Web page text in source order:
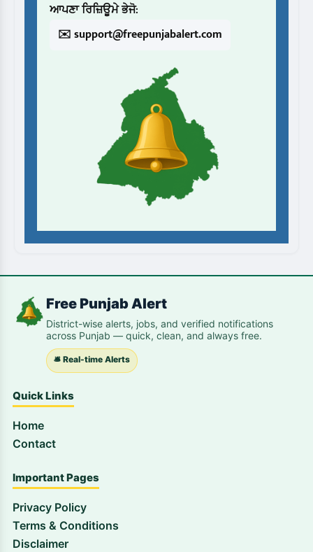
ਆਪਣਾ ਰਿਜ਼ਿਊਮੇ ਭੇਜੋ:
✉️ support@freepunjabalert.com
Free Punjab Alert
District-wise alerts, jobs, and verified notifications
across Punjab — quick, clean, and always free.
🛎️ Real-time Alerts
Quick Links
Home
Contact
Important Pages
Privacy Policy
Terms & Conditions
Disclaimer